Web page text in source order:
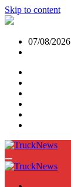
Skip to content
07/08/2026